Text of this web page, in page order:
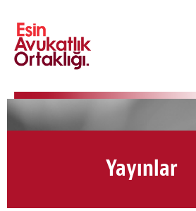
Yayınlar